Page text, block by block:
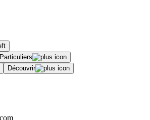
Particuliers
Découvrir